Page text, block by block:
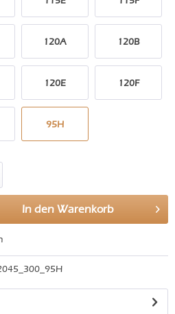
120A 120B
120E 120F
95H
In den Warenkorb